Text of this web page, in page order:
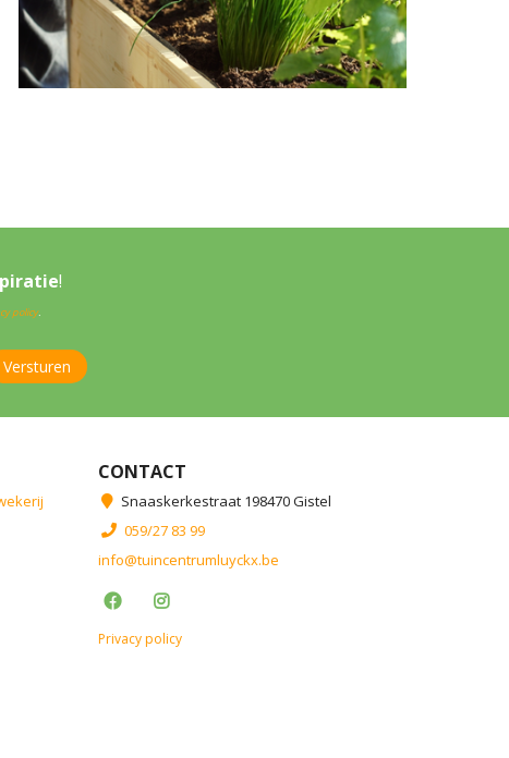
!
policy.
CONTACT
Snaaskerkestraat 198470 Gistel
059/27 83 99
info@tuincentrumluyckx.be
Privacy policy